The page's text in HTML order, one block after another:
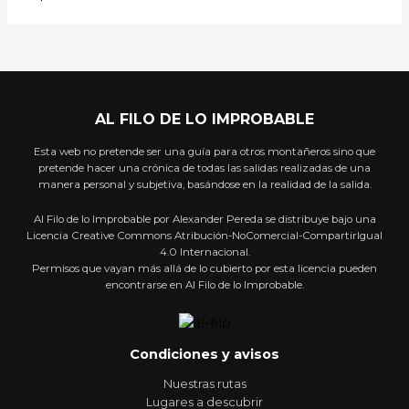
AL FILO DE LO IMPROBABLE
Esta web no pretende ser una guía para otros montañeros sino que
pretende hacer una crónica de todas las salidas realizadas de una
manera personal y subjetiva, basándose en la realidad de la salida.
Al Filo de lo Improbable por Alexander Pereda se distribuye bajo una
Licencia Creative Commons Atribución-NoComercial-CompartirIgual
4.0 Internacional.
Permisos que vayan más allá de lo cubierto por esta licencia pueden
encontrarse en Al Filo de lo Improbable.
Condiciones y avisos
Nuestras rutas
Lugares a descubrir